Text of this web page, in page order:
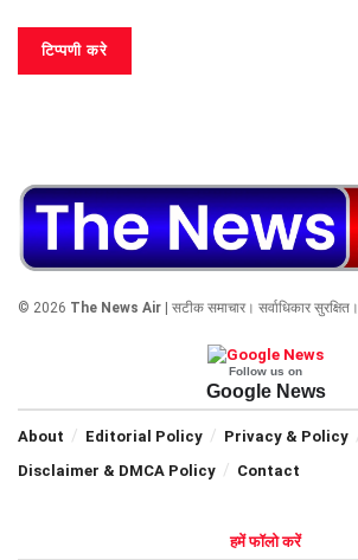
© 2026 The News Air | सटीक समाचार। सर्वाधिकार सुरक्षित।
Follow us on
Google News
About Editorial Policy
Privacy & Policy
Disclaimer & DMCA Policy
Contact
हमें फॉलो करें